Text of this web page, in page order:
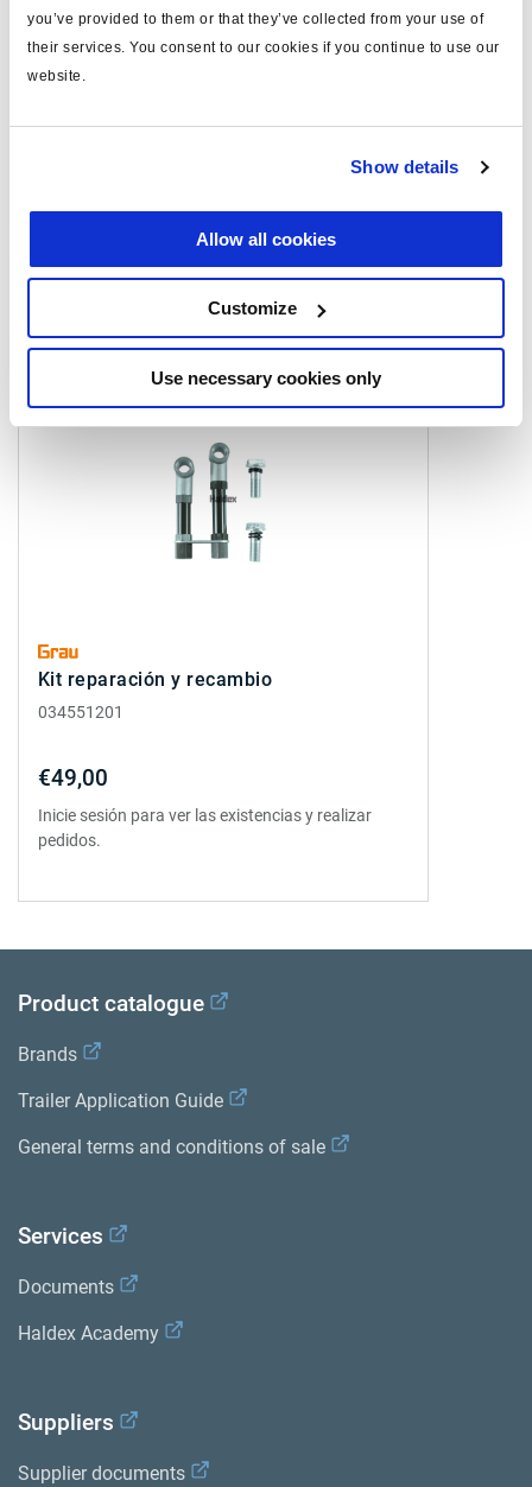
you’ve provided to them or that they’ve collected from your use of
their services. You consent to our cookies if you continue to use our
website.
Show details
Allow all cookies
Customize
Use necessary cookies only
Biblioteca bibliográfica de productos
1751624608Actuadores doble diafragma para freno de
Productos relacionados
Kit reparación y recambio
034551201
€49,00
Inicie sesión para ver las existencias y realizar
pedidos.
Product catalogue
Brands
Trailer Application Guide
General terms and conditions of sale
Services
Documents
Haldex Academy
Suppliers
Supplier documents